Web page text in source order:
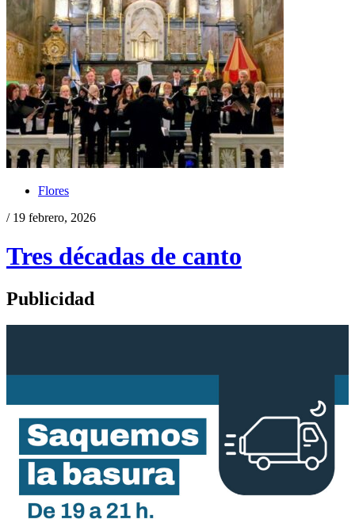
Flores
/ 19 febrero, 2026
Tres décadas de canto
Publicidad